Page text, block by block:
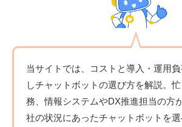
当サイトでは、コストと導入・運用
しチャットボットの選び方を解説。
務、情報システムやDX推進担当の方
社の状況にあったチャットボットを